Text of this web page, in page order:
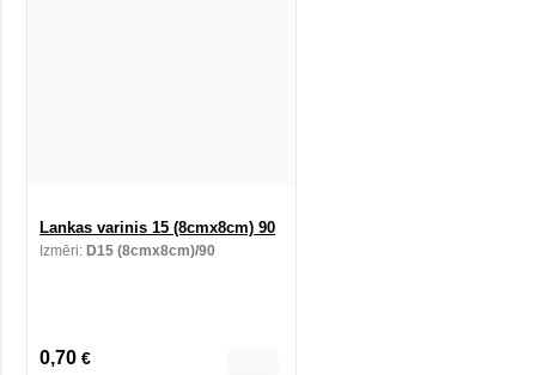
Lankas varinis 15 (8cmx8cm) 90
Izmēri: D15 (8cmx8cm)/90
0,70 €